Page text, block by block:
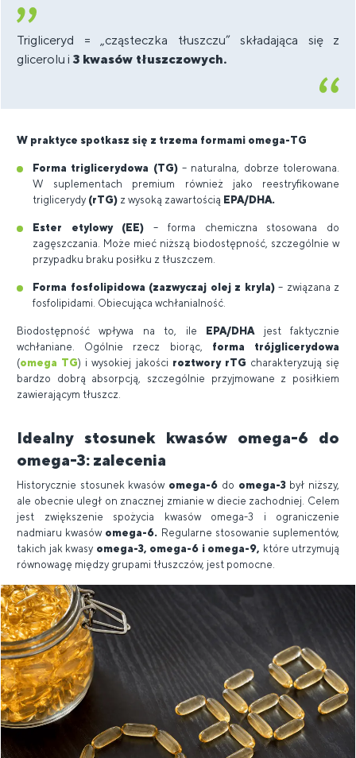
Trigliceryd = „cząsteczka tłuszczu” składająca się z
glicerolu i 3 kwasów tłuszczowych.
W praktyce spotkasz się z trzema formami omega-TG
Forma triglicerydowa (TG)– naturalna, dobrze tolerowana.
W suplementach premium również jako reestryfikowane
triglicerydy (rTG) z wysoką zawartością EPA/DHA.
Ester etylowy (EE) – forma chemiczna stosowana do
zagęszczania. Może mieć niższą biodostępność, szczególnie w
przypadku braku posiłku z tłuszczem.
Forma fosfolipidowa (zazwyczaj olej z kryla)– związana z
fosfolipidami. Obiecująca wchłanialność.
Biodostępność wpływa na to, ile EPA/DHA jest faktycznie
wchłaniane. Ogólnie rzecz biorąc, forma trójglicerydowa
(omega TG) i wysokiej jakości roztwory rTG charakteryzują się
bardzo dobrą absorpcją, szczególnie przyjmowane z posiłkiem
zawierającym tłuszcz.
Idealny stosunek kwasów omega-6 do
omega-3: zalecenia
Historycznie stosunek kwasówomega-6 do omega-3był niższy,
ale obecnie uległ on znacznej zmianie w diecie zachodniej. Celem
jest zwiększenie spożycia kwasów omega-3 i ograniczenie
nadmiaru kwasów omega-6. Regularne stosowanie suplementów,
takich jak kwasy omega-3, omega-6 i omega-9, które utrzymują
równowagę między grupami tłuszczów, jest pomocne.